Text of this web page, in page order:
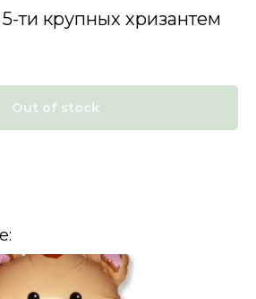
ти крупных хризантем
Out of stock